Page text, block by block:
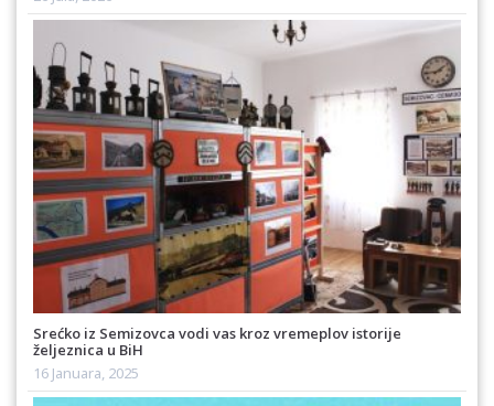
Srećko iz Semizovca vodi vas kroz vremeplov istorije
željeznica u BiH
16 Januara, 2025